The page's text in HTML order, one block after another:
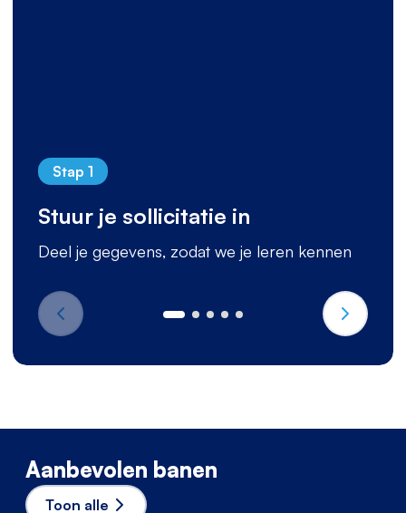
Stap 1
Stuur je sollicitatie in
Deel je gegevens, zodat we je leren kennen
Aanbevolen banen
Toon alle